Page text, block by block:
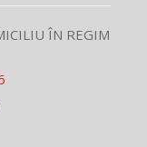
ÎN REGIM